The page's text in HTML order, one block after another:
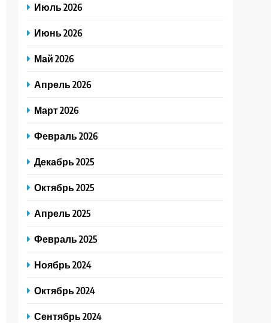
Июль 2026
Июнь 2026
Май 2026
Апрель 2026
Март 2026
Февраль 2026
Декабрь 2025
Октябрь 2025
Апрель 2025
Февраль 2025
Ноябрь 2024
Октябрь 2024
Сентябрь 2024